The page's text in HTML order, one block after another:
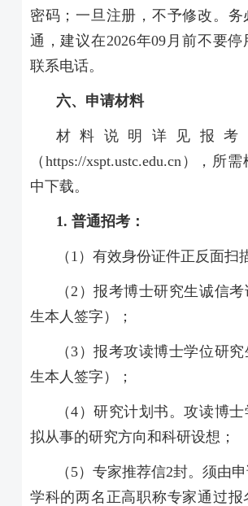
密码；一旦注册，不予修改。务
通，建议在2026年09 月前不要停
联系电话。
六、申请材料
材料说明详见报考
（ https://xspt.ustc.edu.cn），所需
中下载。
1. 普通招考：
（ 1 ）有效身份证件正反面扫
（2 ）报考博士研究生诚信
生本人签字）；
（3 ）报考攻读博士学位研
生本人签字）；
（4 ）研究计划书。攻读博
拟从事的研究方向和科研设想；
（ 5）专家推荐信2封。须由
学科的两名正高职称专家通过报